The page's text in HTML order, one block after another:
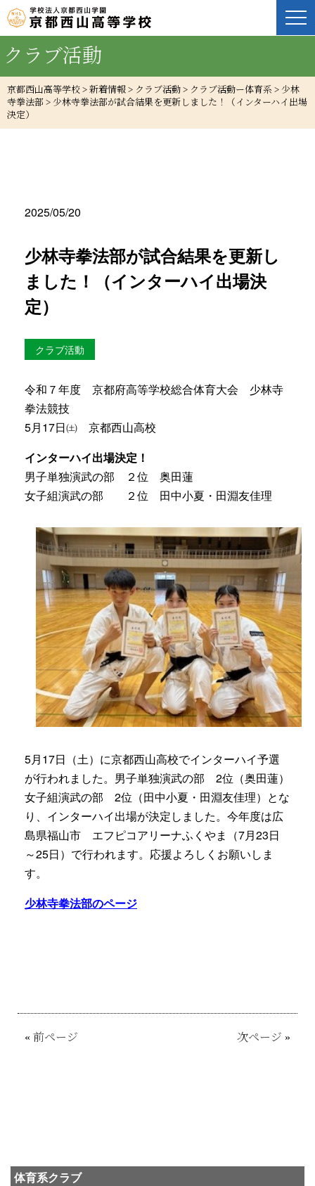
クラブ活動
京都西山高等学校 > 新着情報 > クラブ活動 > クラブ活動ー体育系 > 少林
寺拳法部 > 少林寺拳法部が試合結果を更新しました！（インターハイ出場
決定）
2025/05/20
少林寺拳法部が試合結果を更新し
ました！（インターハイ出場決
定）
クラブ活動
令和７年度 京都府高等学校総合体育大会 少林寺
拳法競技
5月17日㈯ 京都西山高校
インターハイ出場決定！
男子単独演武の部 ２位 奥田蓮
女子組演武の部 ２位 田中小夏・田淵友佳理
5月17日（土）に京都西山高校でインターハイ予選
が行われました。男子単独演武の部 2位（奥田蓮）
女子組演武の部 2位（田中小夏・田淵友佳理）とな
り、インターハイ出場が決定しました。今年度は広
島県福山市 エフピコアリーナふくやま（7月23日
～25日）で行われます。応援よろしくお願いしま
す。
少林寺拳法部のページ
« 前ページ 次ページ »
体育系クラブ